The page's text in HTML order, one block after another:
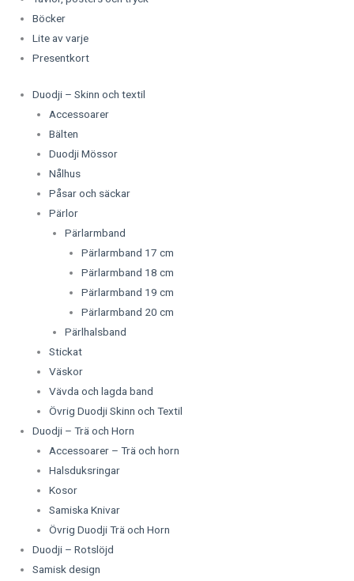
Böcker
Lite av varje
Presentkort
Duodji – Skinn och textil
Accessoarer
Bälten
Duodji Mössor
Nålhus
Påsar och säckar
Pärlor
Pärlarmband
Pärlarmband 17 cm
Pärlarmband 18 cm
Pärlarmband 19 cm
Pärlarmband 20 cm
Pärlhalsband
Stickat
Väskor
Vävda och lagda band
Övrig Duodji Skinn och Textil
Duodji – Trä och Horn
Accessoarer – Trä och horn
Halsduksringar
Kosor
Samiska Knivar
Övrig Duodji Trä och Horn
Duodji – Rotslöjd
Samisk design